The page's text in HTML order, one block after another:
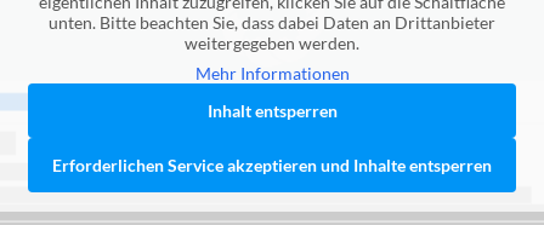
unten. Bitte beachten Sie, dass dabei Daten an Drittanbieter
weitergegeben werden.
Mehr Informationen
Inhalt entsperren
Erforderlichen Service akzeptieren und Inhalte entsperren